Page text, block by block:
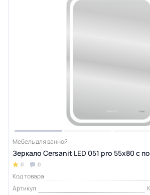
Мебель для ванной
Зеркало Cersanit LED 051 pro 55x80 с
0 0
Код товара
Артикул